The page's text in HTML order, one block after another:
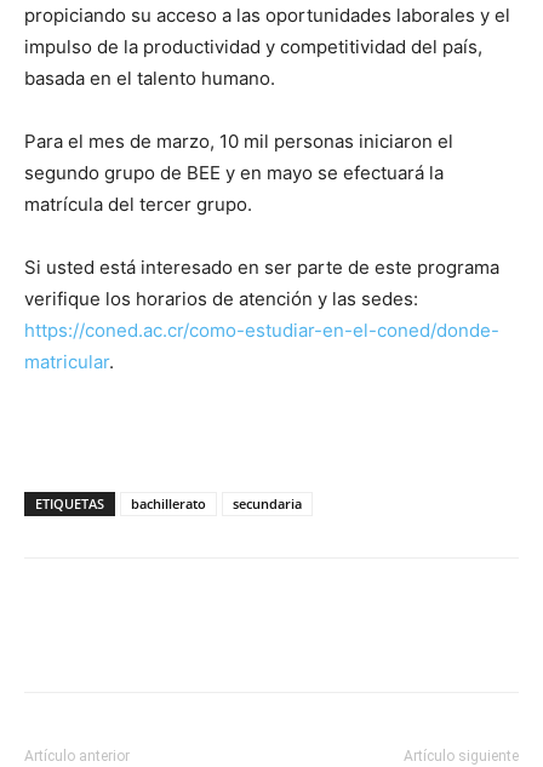
propiciando su acceso a las oportunidades laborales y el
impulso de la productividad y competitividad del país,
basada en el talento humano.
Para el mes de marzo, 10 mil personas iniciaron el
segundo grupo de BEE y en mayo se efectuará la
matrícula del tercer grupo.
Si usted está interesado en ser parte de este programa
verifique los horarios de atención y las sedes:
https://coned.ac.cr/como-estudiar-en-el-coned/donde-
matricular.
ETIQUETAS bachillerato secundaria
Artículo anterior Artículo siguiente